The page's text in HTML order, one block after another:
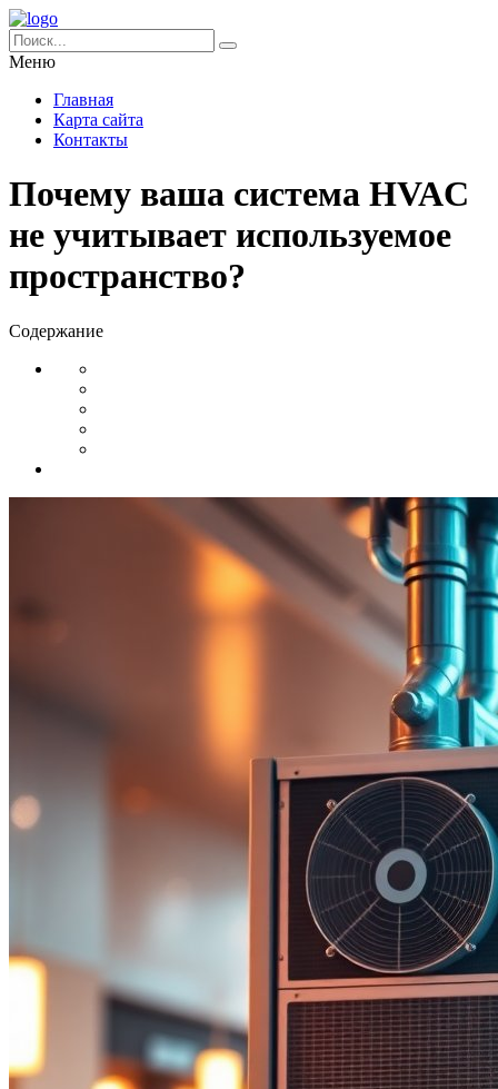
Меню
Главная
Карта сайта
Контакты
Почему ваша система HVAC
не учитывает используемое
пространство?
Содержание